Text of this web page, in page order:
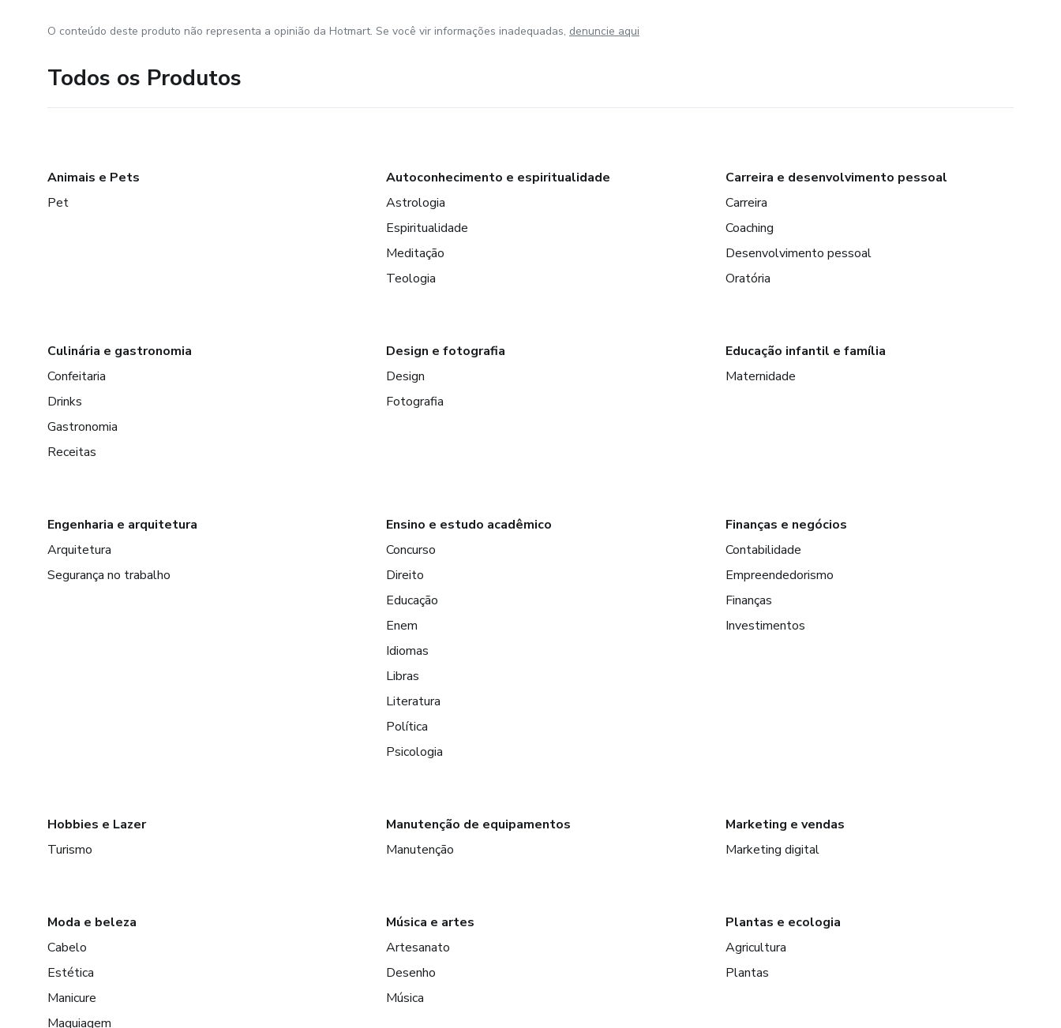
O conteúdo deste produto não representa a opinião da Hotmart. Se você vir informações inadequadas, denuncie aqui
Todos os Produtos
Animais e Pets
Pet
Autoconhecimento e espiritualidade
Astrologia
Espiritualidade
Meditação
Teologia
Carreira e desenvolvimento pessoal
Carreira
Coaching
Desenvolvimento pessoal
Oratória
Culinária e gastronomia
Confeitaria
Drinks
Gastronomia
Receitas
Design e fotografia
Design
Fotografia
Educação infantil e família
Maternidade
Engenharia e arquitetura
Arquitetura
Segurança no trabalho
Ensino e estudo acadêmico
Concurso
Direito
Educação
Enem
Idiomas
Libras
Literatura
Política
Psicologia
Finanças e negócios
Contabilidade
Empreendedorismo
Finanças
Investimentos
Hobbies e Lazer
Turismo
Manutenção de equipamentos
Manutenção
Marketing e vendas
Marketing digital
Moda e beleza
Cabelo
Estética
Manicure
Maquiagem
Música e artes
Artesanato
Desenho
Música
Plantas e ecologia
Agricultura
Plantas